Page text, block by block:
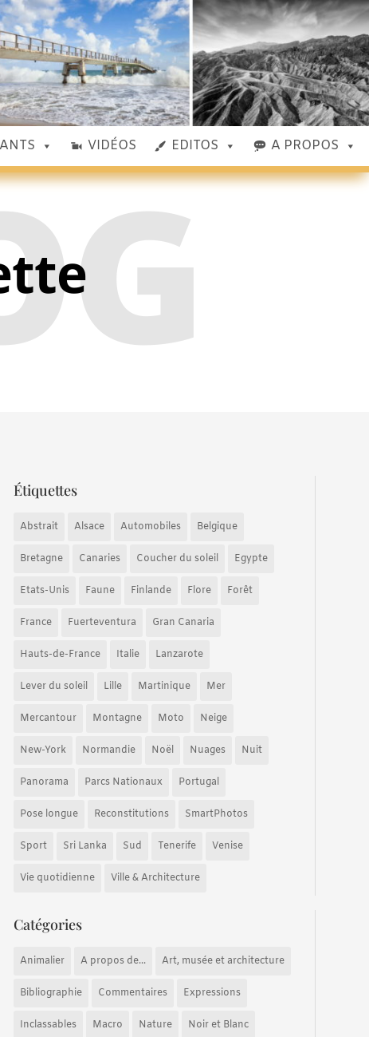
VIDÉOS EDITOS A PROPOS
Étiquettes
Abstrait Alsace Automobiles Belgique
Bretagne Canaries Coucher du soleil Egypte
Etats-Unis Faune Finlande Flore Forêt
France Fuerteventura Gran Canaria
Hauts-de-France Italie Lanzarote
Lever du soleil Lille Martinique Mer
Mercantour Montagne Moto Neige
New-York Normandie Noël Nuages Nuit
Panorama Parcs Nationaux Portugal
Pose longue Reconstitutions SmartPhotos
Sport Sri Lanka Sud Tenerife Venise
Vie quotidienne Ville & Architecture
Catégories
Animalier A propos de... Art, musée et architecture
Bibliographie Commentaires Expressions
Inclassables Macro Nature Noir et Blanc